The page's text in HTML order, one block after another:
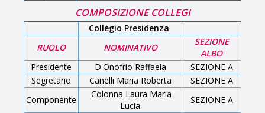
COMPOSIZIONE COLLEGI
Collegio Presidenza
RUOLO
NOMINATIVO
SEZIONE
ALBO
Presidente
D'Onofrio Raffaela
SEZIONE A
Segretario
Canelli Maria Roberta
SEZIONE A
Componente
Colonna Laura Maria
Lucia
SEZIONE A